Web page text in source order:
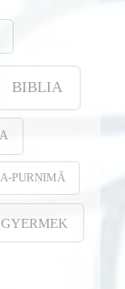
BIBLIA
PURṆIMĀ
GYERMEK